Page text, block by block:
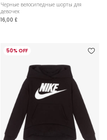
Черные велосипедные шорты для
девочек
16,00 £
50% OFF